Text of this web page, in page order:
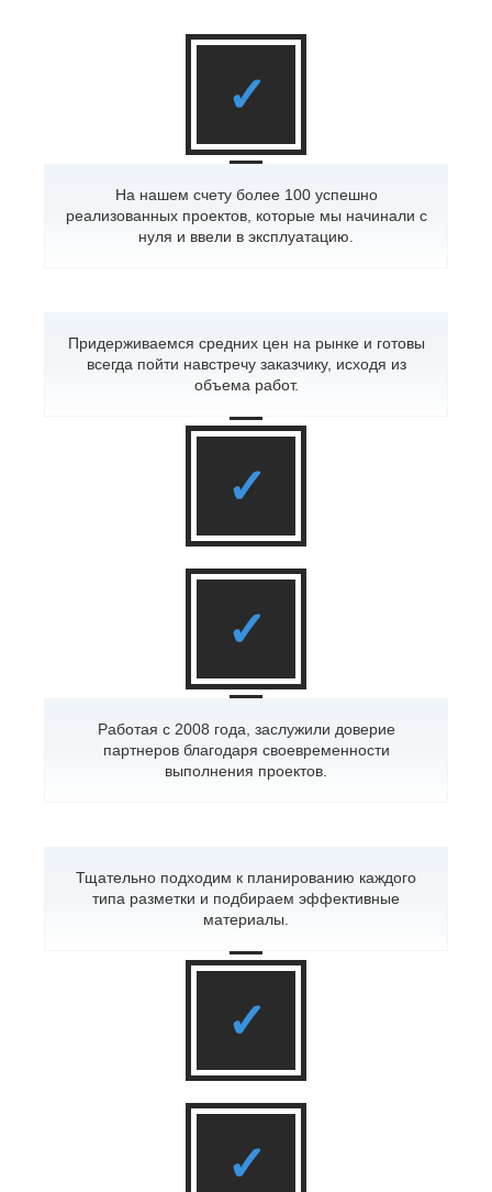
✓
На нашем счету более 100 успешно
реализованных проектов, которые мы начинали с
нуля и ввели в эксплуатацию.
Придерживаемся средних цен на рынке и готовы
всегда пойти навстречу заказчику, исходя из
объема работ.
✓
✓
Работая с 2008 года, заслужили доверие
партнеров благодаря своевременности
выполнения проектов.
Тщательно подходим к планированию каждого
типа разметки и подбираем эффективные
материалы.
✓
✓